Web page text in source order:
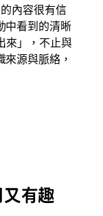
內容很有信
中看到的清晰
來」，不止與
源與脈絡，
有趣